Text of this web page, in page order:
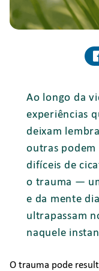
Ao longo da
experiências
deixam
outras podem
difíceis de
o trauma —
e da mente
ultrapassam
naquele
O trauma pode